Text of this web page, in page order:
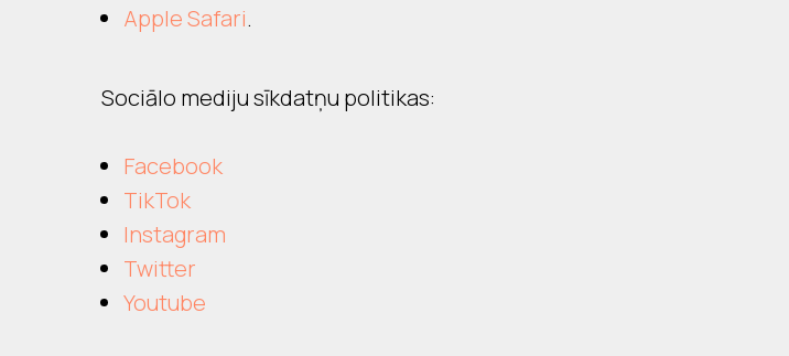
Apple Safari.
Sociālo mediju sīkdatņu politikas:
Facebook
TikTok
Instagram
Twitter
Youtube